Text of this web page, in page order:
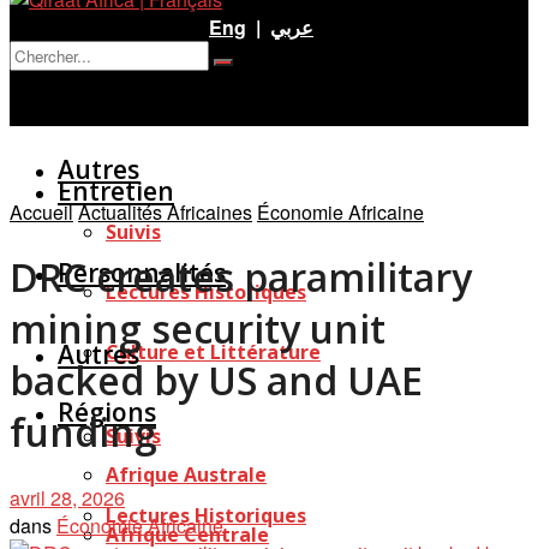
Entretien
Autres
Suivis
Lectures Historiques
Culture et Littérature
Régions
Afrique Australe
Afrique Centrale
Entretien
Personnalités
Autres
Suivis
Lectures Historiques
Eng | عربي
AccueilActualités Africaines Économie Africaine
DRC creates paramilitary
mining security unit
backed by US and UAE
funding
avril 28, 2026
dans Économie Africaine